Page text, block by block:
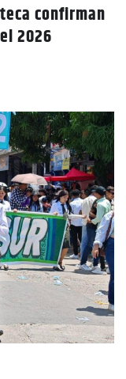
confirman
2026